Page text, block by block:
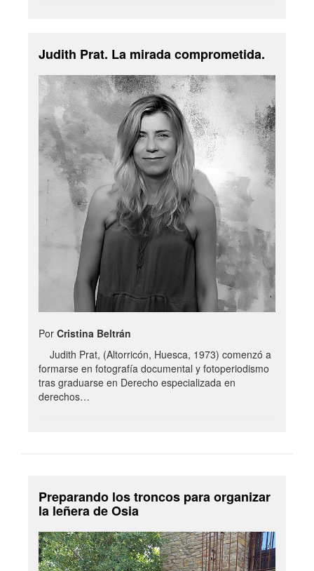
Judith Prat. La mirada comprometida.
Por Cristina Beltrán
Judith Prat, (Altorricón, Huesca, 1973) comenzó a
formarse en fotografía documental y fotoperiodismo
tras graduarse en Derecho especializada en
derechos…
Preparando los troncos para organizar
la leñera de Osia